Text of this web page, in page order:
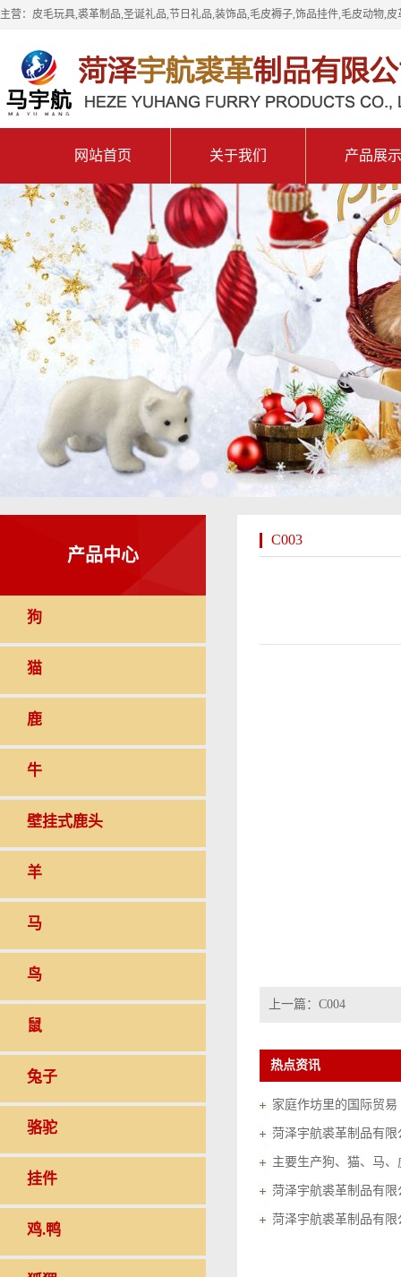
主营：皮毛玩具,裘革制品,圣诞礼品,节日礼品,装饰品,毛皮褥子,饰品挂件,毛皮动物,
网站首页 关于我们 产品展示
产品中心
狗
猫
鹿
牛
壁挂式鹿头
羊
马
鸟
鼠
兔子
骆驼
挂件
鸡.鸭
C003
上一篇： C004
热点资讯
家庭作坊里的国际贸易
菏泽宇航裘革制品有
菏泽宇航裘革制品有限
菏泽宇航裘革制品有限